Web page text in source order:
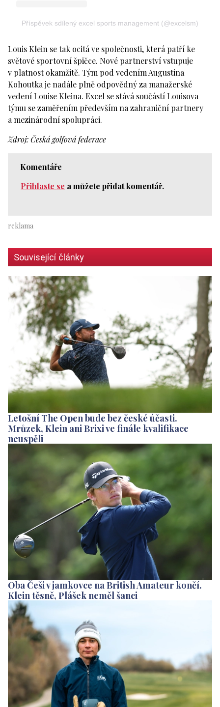
Příspěvek sdílený excel sports management (@excelsm)
Louis Klein se tak ocitá ve společnosti, která patří ke
světové sportovní špičce. Nové partnerství vstupuje
v platnost okamžitě. Tým pod vedením Augustina
Kohoutka je nadále plně odpovědný za manažerské
vedení Louise Kleina. Excel se stává součástí Louisova
týmu se zaměřením především na zahraniční partnery
a mezinárodní spolupráci.
Zdroj: Česká golfová federace
Komentáře
Přihlaste se a můžete přidat komentář.
Související články
Letošní The Open bude bez české účasti.
Mrůzek, Klein ani Brixi ve finále kvalifikace
neuspěli
Oba Češi v jamkovce na British Amateur končí.
Klein těsně, Plášek neměl šanci